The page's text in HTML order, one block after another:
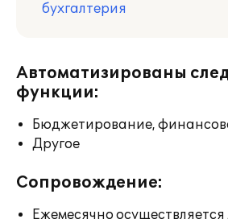
бухгалтерия
Автоматизированы
функции:
Бюджетирование,
Другое
Сопровождение:
Ежемесячно осуществляется